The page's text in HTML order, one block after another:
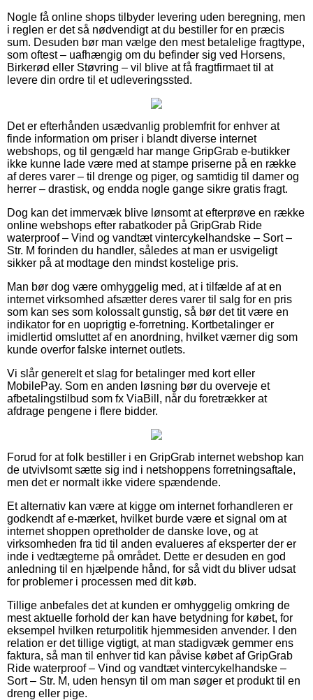
Nogle få online shops tilbyder levering uden beregning, men
i reglen er det så nødvendigt at du bestiller for en præcis
sum. Desuden bør man vælge den mest betalelige fragttype,
som oftest – uafhængig om du befinder sig ved Horsens,
Birkerød eller Støvring – vil blive at få fragtfirmaet til at
levere din ordre til et udleveringssted.
Det er efterhånden usædvanlig problemfrit for enhver at
finde information om priser i blandt diverse internet
webshops, og til gengæld har mange GripGrab e-butikker
ikke kunne lade være med at stampe priserne på en række
af deres varer – til drenge og piger, og samtidig til damer og
herrer – drastisk, og endda nogle gange sikre gratis fragt.
Dog kan det immervæk blive lønsomt at efterprøve en række
online webshops efter rabatkoder på GripGrab Ride
waterproof – Vind og vandtæt vintercykelhandske – Sort –
Str. M forinden du handler, således at man er usvigeligt
sikker på at modtage den mindst kostelige pris.
Man bør dog være omhyggelig med, at i tilfælde af at en
internet virksomhed afsætter deres varer til salg for en pris
som kan ses som kolossalt gunstig, så bør det tit være en
indikator for en uoprigtig e-forretning. Kortbetalinger er
imidlertid omsluttet af en anordning, hvilket værner dig som
kunde overfor falske internet outlets.
Vi slår generelt et slag for betalinger med kort eller
MobilePay. Som en anden løsning bør du overveje et
afbetalingstilbud som fx ViaBill, når du foretrækker at
afdrage pengene i flere bidder.
Forud for at folk bestiller i en GripGrab internet webshop kan
de utvivlsomt sætte sig ind i netshoppens forretningsaftale,
men det er normalt ikke videre spændende.
Et alternativ kan være at kigge om internet forhandleren er
godkendt af e-mærket, hvilket burde være et signal om at
internet shoppen opretholder de danske love, og at
virksomheden fra tid til anden evalueres af eksperter der er
inde i vedtægterne på området. Dette er desuden en god
anledning til en hjælpende hånd, for så vidt du bliver udsat
for problemer i processen med dit køb.
Tillige anbefales det at kunden er omhyggelig omkring de
mest aktuelle forhold der kan have betydning for købet, for
eksempel hvilken returpolitik hjemmesiden anvender. I den
relation er det tillige vigtigt, at man stadigvæk gemmer ens
faktura, så man til enhver tid kan påvise købet af GripGrab
Ride waterproof – Vind og vandtæt vintercykelhandske –
Sort – Str. M, uden hensyn til om man søger et produkt til en
dreng eller pige.